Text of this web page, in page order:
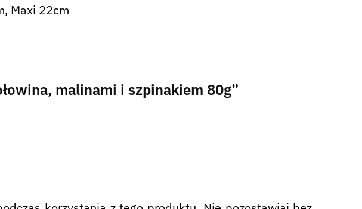
Maxi 22cm
malinami i szpinakiem 80g”